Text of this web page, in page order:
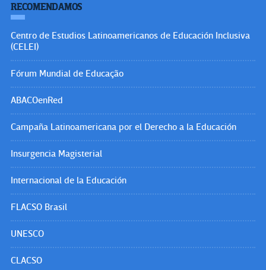
RECOMENDAMOS
Centro de Estudios Latinoamericanos de Educación Inclusiva
(CELEI)
Fórum Mundial de Educação
ABACOenRed
Campaña Latinoamericana por el Derecho a la Educación
Insurgencia Magisterial
Internacional de la Educación
FLACSO Brasil
UNESCO
CLACSO